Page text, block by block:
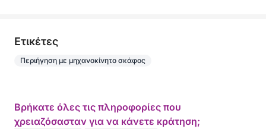
Eτικέτες
Περιήγηση με μηχανοκίνητο σκάφος
Βρήκατε όλες τις πληροφορίες που
χρειαζόσασταν για να κάνετε κράτηση;